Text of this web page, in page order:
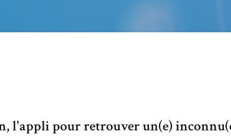
l'appli pour retrouver un(e)